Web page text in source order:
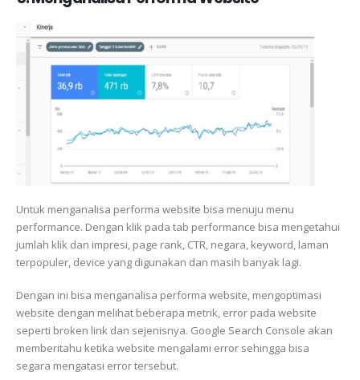
Untuk menganalisa performa website bisa menuju menu
performance. Dengan klik pada tab performance bisa mengetahui
jumlah klik dan impresi, page rank, CTR, negara, keyword, laman
terpopuler, device yang digunakan dan masih banyak lagi.
Dengan ini bisa menganalisa performa website, mengoptimasi
website dengan melihat beberapa metrik, error pada website
seperti broken link dan sejenisnya. Google Search Console akan
memberitahu ketika website mengalami error sehingga bisa
segara mengatasi error tersebut.